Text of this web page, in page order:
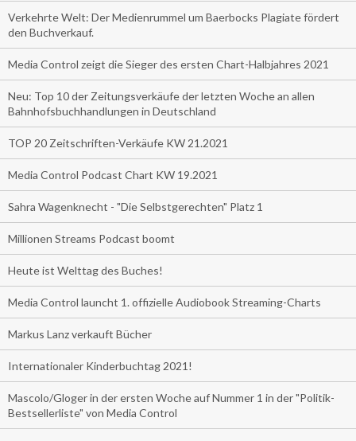
Verkehrte Welt: Der Medienrummel um Baerbocks Plagiate fördert
den Buchverkauf.
Media Control zeigt die Sieger des ersten Chart-Halbjahres 2021
Neu: Top 10 der Zeitungsverkäufe der letzten Woche an allen
Bahnhofsbuchhandlungen in Deutschland
TOP 20 Zeitschriften-Verkäufe KW 21.2021
Media Control Podcast Chart KW 19.2021
Sahra Wagenknecht - "Die Selbstgerechten" Platz 1
Millionen Streams Podcast boomt
Heute ist Welttag des Buches!
Media Control launcht 1. offizielle Audiobook Streaming-Charts
Markus Lanz verkauft Bücher
Internationaler Kinderbuchtag 2021!
Mascolo/Gloger in der ersten Woche auf Nummer 1 in der "Politik-
Bestsellerliste" von Media Control